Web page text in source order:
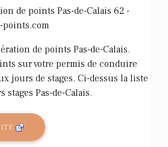
de points Pas-de-Calais 62 -
points.com
de points Pas-de-Calais.
sur votre permis de conduire
jours de stages. Ci-dessus la liste
stages Pas-de-Calais.